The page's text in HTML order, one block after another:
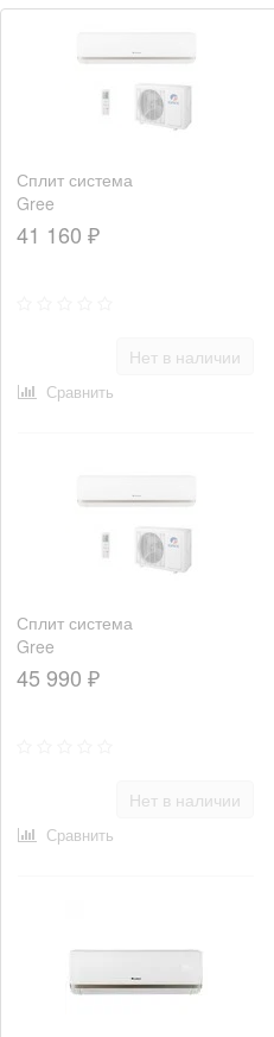
Сплит система
Gree
GWH07AAA-
K3NNA2A
41 160 ₽
Нет в наличии
Сравнить
Сплит система
Gree
GWH09AAA-
K3NNA2A
45 990 ₽
Нет в наличии
Сравнить